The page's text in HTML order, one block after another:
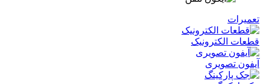
تعمیرات
قطعات الکترونیک
آیفون تصویری